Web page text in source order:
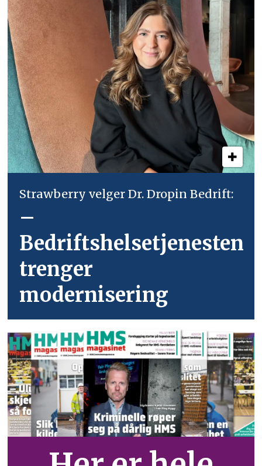
Strawberry velger Dr. Dropin Bedrift:
–
Bedriftshelsetjenesten
trenger
modernisering